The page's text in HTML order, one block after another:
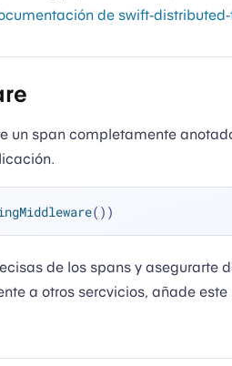
de swift-
un span completamente
de los spans y asegurarte
a otros sercvicios, añade